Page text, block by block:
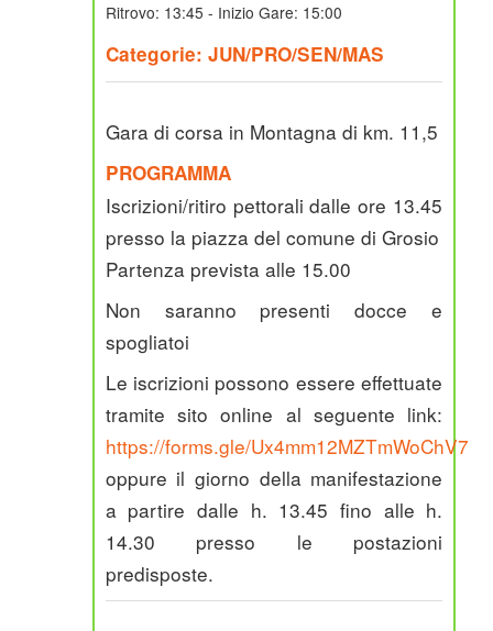
Ritrovo: 13:45 - Inizio Gare: 15:00
Categorie: JUN/PRO/SEN/MAS
Gara di corsa in Montagna di km. 11,5
PROGRAMMA
Iscrizioni/ritiro pettorali dalle ore 13.45
presso la piazza del comune di Grosio
Partenza prevista alle 15.00
Non saranno presenti docce e
spogliatoi
Le iscrizioni possono essere effettuate
tramite sito online al seguente link:
https://forms.gle/Ux4mm12MZTmWoChV7
oppure il giorno della manifestazione
a partire dalle h. 13.45 fino alle h.
14.30 presso le postazioni
predisposte.